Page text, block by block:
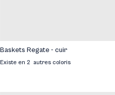
Baskets Regate - cuir
Existe en 2 autres coloris